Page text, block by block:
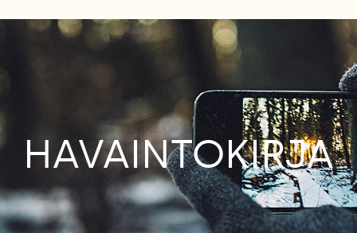
HAVAINTOKIRJA